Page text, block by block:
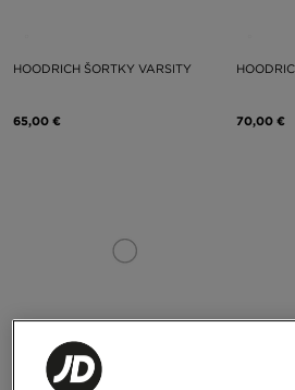
HOODRICH ŠORTKY VARSITY
65,00 € 70,00 €
ONLY AT